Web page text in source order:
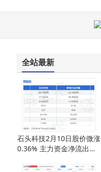
全站最新
石头科技2月10日股价微涨
0.36% 主力资金净流出超2